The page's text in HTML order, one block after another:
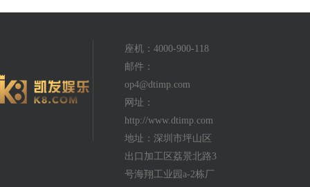
座机：4000-900-118
邮件：
op4@dtimp.com
网址：
http://www.dtimp.com
地址：深圳市坪山区
出口加工区荔景北路3
号海翔工业园a-2栋厂